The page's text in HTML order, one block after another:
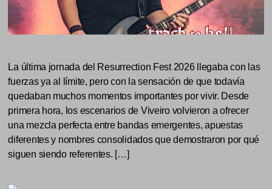
La última jornada del Resurrection Fest 2026 llegaba con las
fuerzas ya al límite, pero con la sensación de que todavía
quedaban muchos momentos importantes por vivir. Desde
primera hora, los escenarios de Viveiro volvieron a ofrecer
una mezcla perfecta entre bandas emergentes, apuestas
diferentes y nombres consolidados que demostraron por qué
siguen siendo referentes. […]